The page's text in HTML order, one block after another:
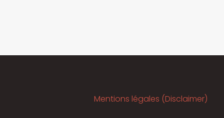
Mentions légales (Disclaimer)